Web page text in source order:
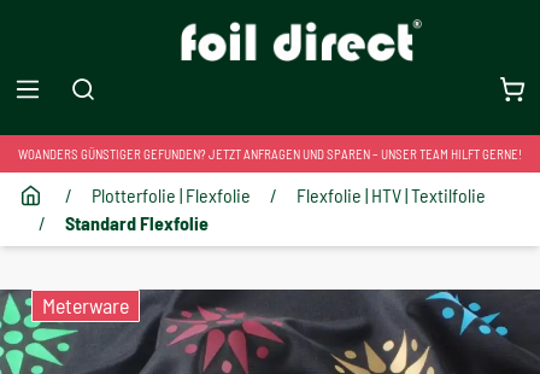
WOANDERS GÜNSTIGER GEFUNDEN? JETZT ANFRAGEN UND SPAREN – UNSER TEAM HILFT GERNE!
/ Plotterfolie | Flexfolie /
Flexfolie | HTV | Textilfolie
/
Standard Flexfolie
Meterware